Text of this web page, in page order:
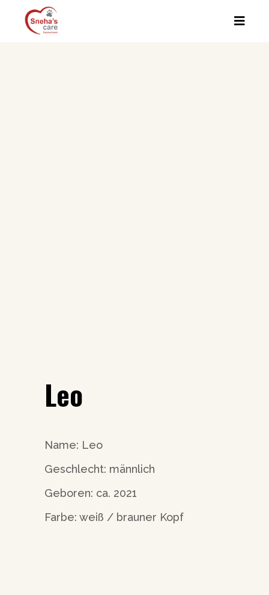
Leo
Name: Leo
Geschlecht: männlich
Geboren: ca. 2021
Farbe: weiß / brauner Kopf